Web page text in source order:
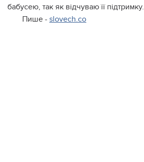
бабусею, так як відчуваю її підтримку.
Пише - slovech.co